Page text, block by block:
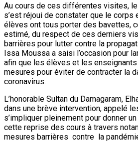
Au cours de ces différentes visites, le
s’est réjoui de constater que le corps
élèves ont tous porter des bavettes,
estimé, du respect de ces derniers
barrières pour lutter contre la
Issa Moussa a saisi l’occasion pour
afin que les élèves et les enseignants
mesures pour éviter de contracter la
coronavirus.
L’honorable Sultan du Damagaram,
dans une brève intervention, appelé
s’impliquer pleinement pour donner
cette reprise des cours à travers
mesures barrières contre la